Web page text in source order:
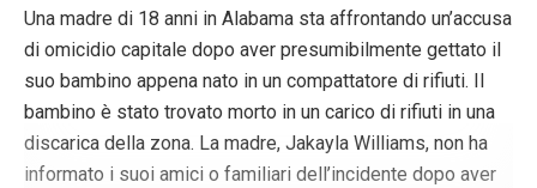
Una madre di 18 anni in Alabama sta affrontando un’accusa
di omicidio capitale dopo aver presumibilmente gettato il
suo bambino appena nato in un compattatore di rifiuti. Il
bambino è stato trovato morto in un carico di rifiuti in una
discarica della zona. La madre, Jakayla Williams, non ha
informato i suoi amici o familiari dell’incidente dopo aver